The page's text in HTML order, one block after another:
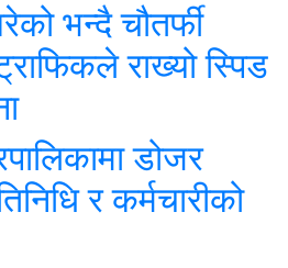
भन्दै चौतर्फी
राख्यो स्पिड
डोजर
र कर्मचारीको